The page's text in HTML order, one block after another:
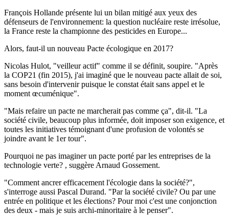
François Hollande présente lui un bilan mitigé aux yeux des
défenseurs de l'environnement: la question nucléaire reste irrésolue,
la France reste la championne des pesticides en Europe...
Alors, faut-il un nouveau Pacte écologique en 2017?
Nicolas Hulot, "veilleur actif" comme il se définit, soupire. "Après
la COP21 (fin 2015), j'ai imaginé que le nouveau pacte allait de soi,
sans besoin d'intervenir puisque le constat était sans appel et le
moment œcuménique".
"Mais refaire un pacte ne marcherait pas comme ça", dit-il. "La
société civile, beaucoup plus informée, doit imposer son exigence, et
toutes les initiatives témoignant d'une profusion de volontés se
joindre avant le 1er tour".
Pourquoi ne pas imaginer un pacte porté par les entreprises de la
technologie verte? , suggère Arnaud Gossement.
"Comment ancrer efficacement l'écologie dans la société?",
s'interroge aussi Pascal Durand. "Par la société civile? Ou par une
entrée en politique et les élections? Pour moi c'est une conjonction
des deux - mais je suis archi-minoritaire à le penser".